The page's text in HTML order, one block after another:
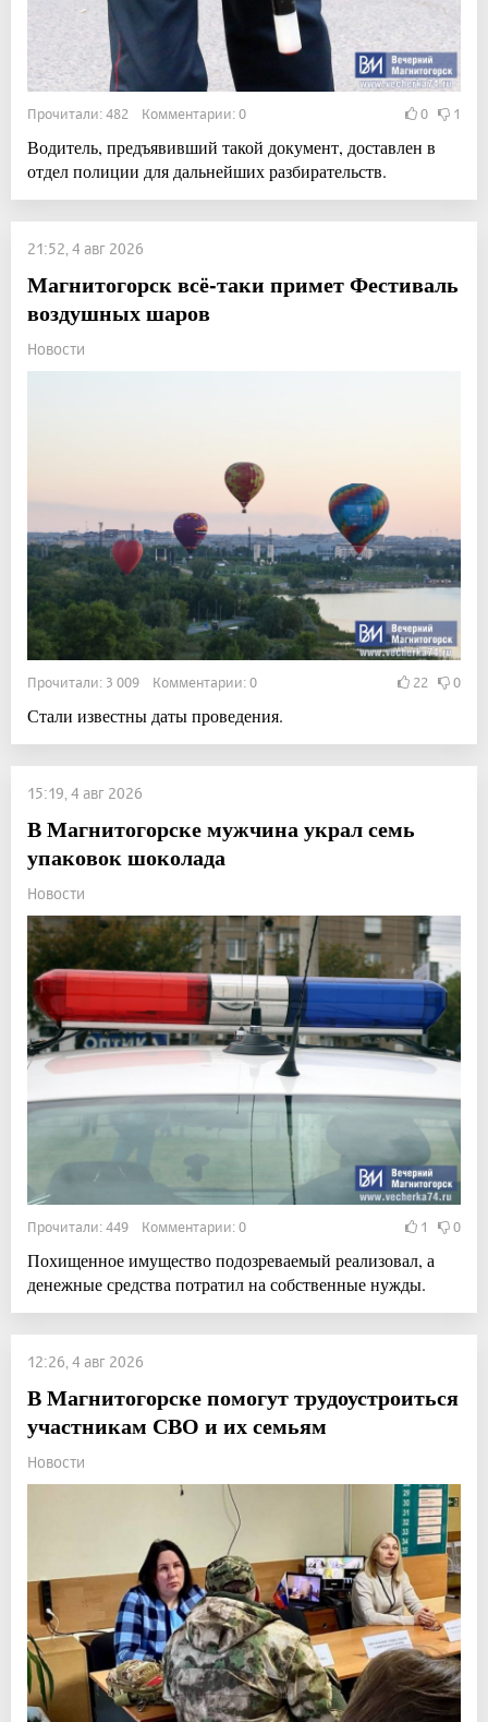
Прочитали: 482 Комментарии: 0 0 1
Водитель, предъявивший такой документ, доставлен в
отдел полиции для дальнейших разбирательств.
21:52, 4 авг 2026
Магнитогорск всё-таки примет Фестиваль
воздушных шаров
Новости
Прочитали: 3 009 Комментарии: 0 22 0
Стали известны даты проведения.
15:19, 4 авг 2026
В Магнитогорске мужчина украл семь
упаковок шоколада
Новости
Прочитали: 449 Комментарии: 0 1 0
Похищенное имущество подозреваемый реализовал, а
денежные средства потратил на собственные нужды.
12:26, 4 авг 2026
В Магнитогорске помогут трудоустроиться
участникам СВО и их семьям
Новости